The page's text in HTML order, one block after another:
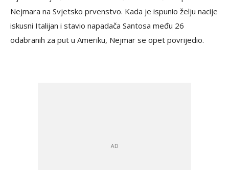
Nejmara na Svjetsko prvenstvo. Kada je ispunio želju nacije
iskusni Italijan i stavio napadača Santosa među 26
odabranih za put u Ameriku, Nejmar se opet povrijedio.